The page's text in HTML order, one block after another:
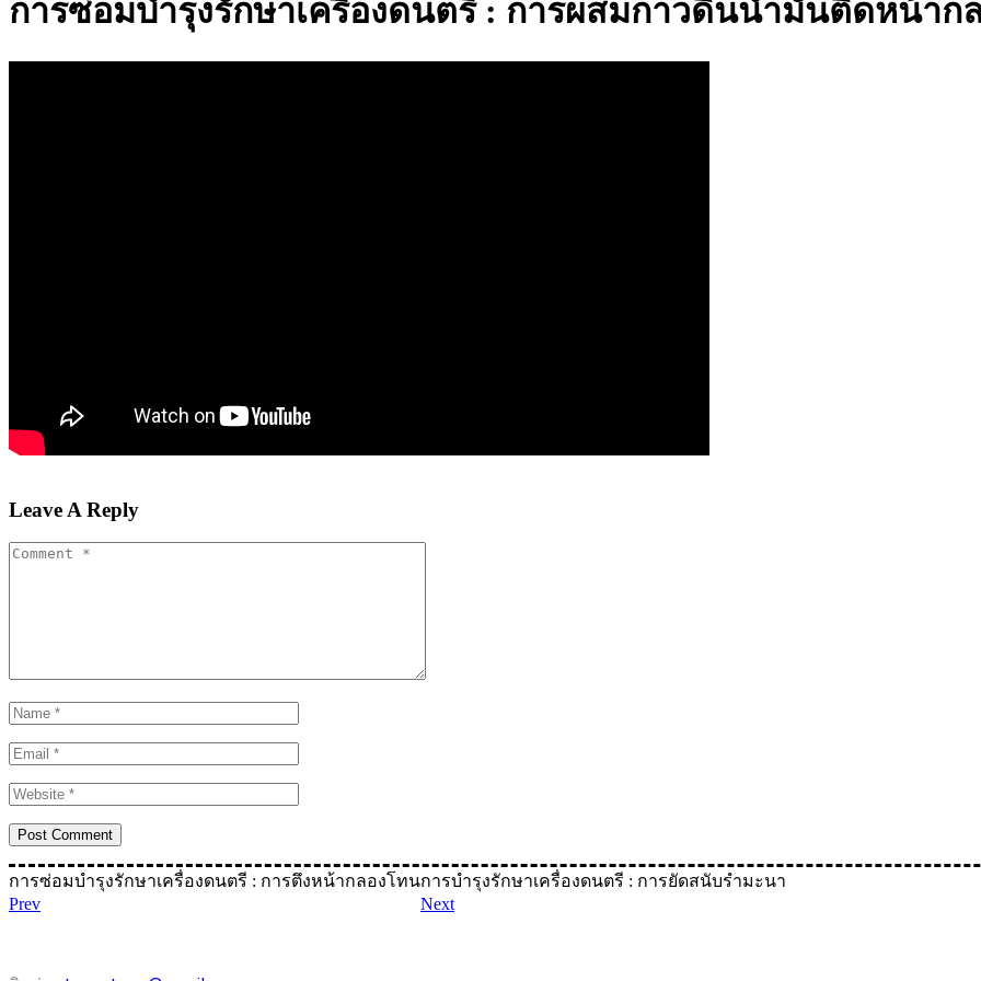
การซ่อมบำรุงรักษาเครื่องดนตรี : การผสมกาวดินน้ำมันติดหน้าก
Leave A Reply
การซ่อมบำรุงรักษาเครื่องดนตรี : การตึงหน้ากลองโทน
Prev
การบำรุงรักษาเครื่องดนตรี : การยัดสนับรำมะนา
Next